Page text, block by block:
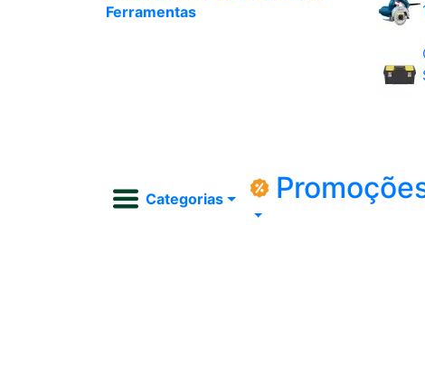
Ferramentas
Categorias